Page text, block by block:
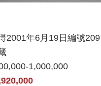
2001年6月19日編號209
1,000,000